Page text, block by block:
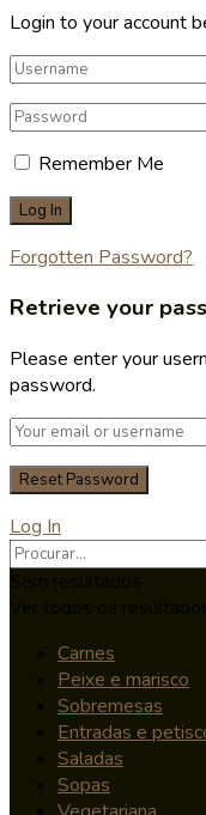
Login to your account
Remember Me
Forgotten Password?
Retrieve your
Please enter your
password.
Log In
Carnes
Peixe e marisco
Sobremesas
Entradas e
Saladas
Sopas